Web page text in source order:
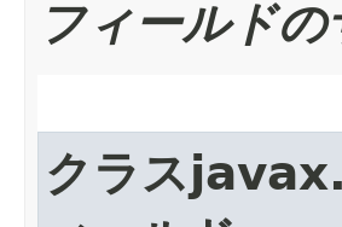
フィールド
クラス